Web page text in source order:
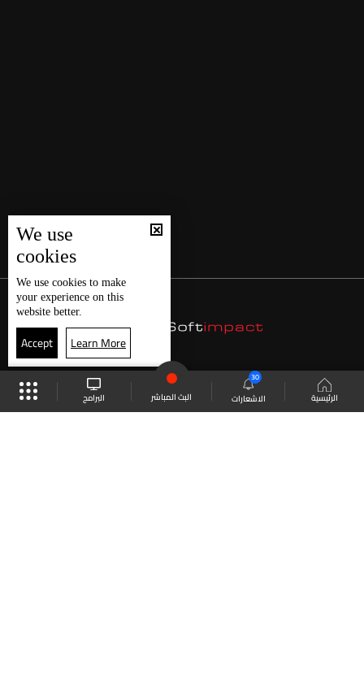
الرئيسية الاشعارات
30
البث المباشر البرامج
We use
cookies
We use cookies to make
your experience on this
website better.
Accept Learn More
موقع البرامج الجدول البث المباشر